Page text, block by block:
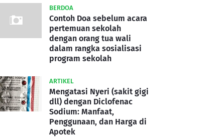
BERDOA
Contoh Doa sebelum acara
pertemuan sekolah
dengan orang tua wali
dalam rangka sosialisasi
program sekolah
ARTIKEL
Mengatasi Nyeri (sakit gigi
dll) dengan Diclofenac
Sodium: Manfaat,
Penggunaan, dan Harga di
Apotek